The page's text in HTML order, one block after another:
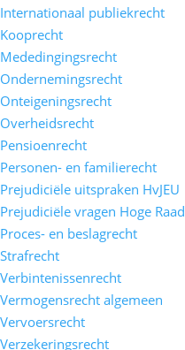
Internationaal publiekrecht
Kooprecht
Mededingingsrecht
Ondernemingsrecht
Onteigeningsrecht
Overheidsrecht
Pensioenrecht
Personen- en familierecht
Prejudiciële uitspraken HvJEU
Prejudiciële vragen Hoge Raad
Proces- en beslagrecht
Strafrecht
Verbintenissenrecht
Vermogensrecht algemeen
Vervoersrecht
Verzekeringsrecht